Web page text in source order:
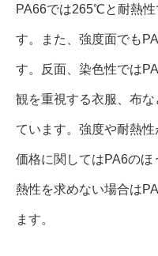
PA66では265℃と耐熱性
す。また、強度面でも
す。反面、染色性では
観を重視する衣服、布
ています。強度や耐熱性
価格に関してはPA6の
熱性を求めない場合は
ます。